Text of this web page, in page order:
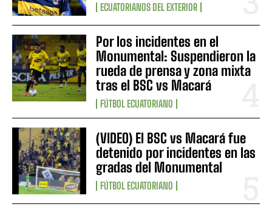
ECUATORIANOS DEL EXTERIOR
Por los incidentes en el
Monumental: Suspendieron la
rueda de prensa y zona mixta
tras el BSC vs Macará
FÚTBOL ECUATORIANO
(VIDEO) El BSC vs Macará fue
detenido por incidentes en las
gradas del Monumental
FÚTBOL ECUATORIANO